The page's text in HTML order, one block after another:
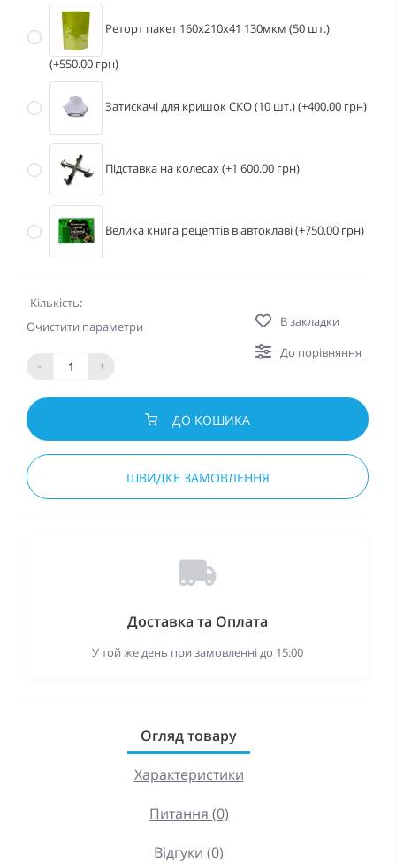
Реторт пакет 160х210х41 130мкм (50 шт.)
(+550.00 грн)
Затискачі для кришок СКО (10 шт.) (+400.00 грн)
Підставка на колесах (+1 600.00 грн)
Велика книга рецептів в автоклаві (+750.00 грн)
Кількість:
Очистити параметри
- +
В закладки
До порівняння
ДО КОШИКА
ШВИДКЕ ЗАМОВЛЕННЯ
Доставка та Оплата
У той же день при замовленні до 15:00
Огляд товару
Характеристики
Питання (0)
Відгуки (0)